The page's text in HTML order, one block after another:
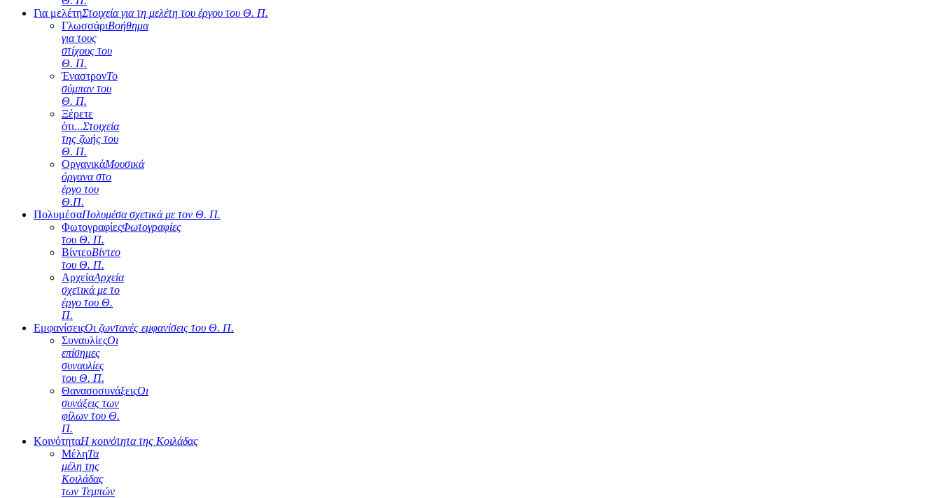
Για μελέτηΣτοιχεία για τη μελέτη του έργου του Θ. Π.
ΓλωσσάριΒοήθημα
για τους
στίχους του
Θ. Π.
ΈναστρονΤο
σύμπαν του
Θ. Π.
Ξέρετε
ότι...Στοιχεία
της ζωής του
Θ. Π.
ΟργανικάΜουσικά
όργανα στο
έργο του
Θ.Π.
ΠολυμέσαΠολυμέσα σχετικά με τον Θ. Π.
ΦωτογραφίεςΦωτογραφίες
του Θ. Π.
ΒίντεοΒίντεο
του Θ. Π.
ΑρχείαΑρχεία
σχετικά με το
έργο του Θ.
Π.
ΕμφανίσειςΟι ζωντανές εμφανίσεις του Θ. Π.
ΣυναυλίεςΟι
επίσημες
συναυλίες
του Θ. Π.
ΘανασοσυνάξειςΟι
συνάξεις των
φίλων του Θ.
Π.
ΚοινότηταΗ κοινότητα της Κοιλάδας
ΜέληΤα
μέλη της
Κοιλάδας
των Τεμπών